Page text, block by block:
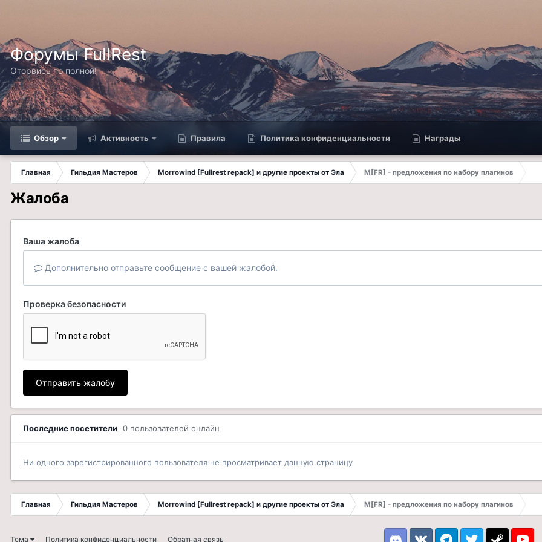
Форумы FullRest
Оторвись по полной!
Обзор Активность Правила Политика конфиденциальности Награды
Главная Гильдия Мастеров Morrowind [Fullrest repack] и другие проекты от Эла
M[FR] - предложения по набору плагинов
Жалоба
Ваша жалоба
Дополнительно отправьте сообщение с вашей жалобой.
Проверка безопасности
Отправить жалобу
Последние посетители 0 пользователей онлайн
Ни одного зарегистрированного пользователя не просматривает данную страницу
Главная Гильдия Мастеров Morrowind [Fullrest repack] и другие проекты от Эла M[FR] - предложения по набору плагинов
Тема Политика конфиденциальности Обратная связь